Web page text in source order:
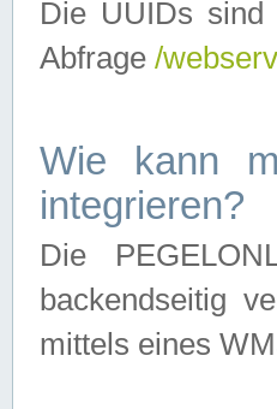
Die UUIDs sind
Abfrage /
Wie kann
integrieren?
Die
backendseitig
mittels eines